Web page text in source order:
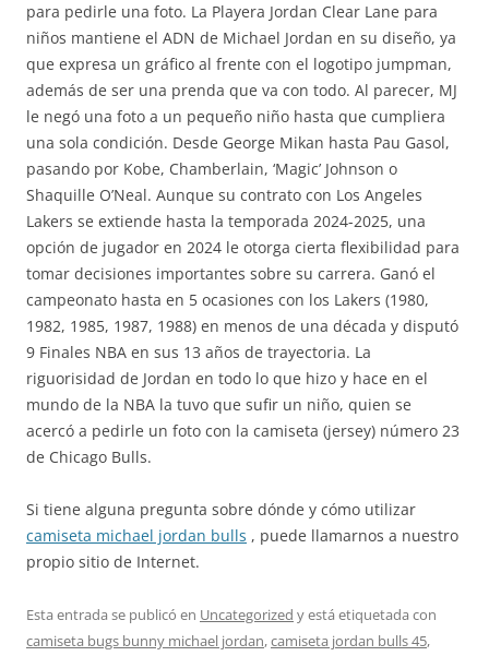
para pedirle una foto. La Playera Jordan Clear Lane para
niños mantiene el ADN de Michael Jordan en su diseño, ya
que expresa un gráfico al frente con el logotipo jumpman,
además de ser una prenda que va con todo. Al parecer, MJ
le negó una foto a un pequeño niño hasta que cumpliera
una sola condición. Desde George Mikan hasta Pau Gasol,
pasando por Kobe, Chamberlain, ‘Magic’ Johnson o
Shaquille O’Neal. Aunque su contrato con Los Angeles
Lakers se extiende hasta la temporada 2024-2025, una
opción de jugador en 2024 le otorga cierta flexibilidad para
tomar decisiones importantes sobre su carrera. Ganó el
campeonato hasta en 5 ocasiones con los Lakers (1980,
1982, 1985, 1987, 1988) en menos de una década y disputó
9 Finales NBA en sus 13 años de trayectoria. La
riguorisidad de Jordan en todo lo que hizo y hace en el
mundo de la NBA la tuvo que sufir un niño, quien se
acercó a pedirle un foto con la camiseta (jersey) número 23
de Chicago Bulls.
Si tiene alguna pregunta sobre dónde y cómo utilizar
camiseta michael jordan bulls , puede llamarnos a nuestro
propio sitio de Internet.
Esta entrada se publicó en Uncategorized y está etiquetada con
camiseta bugs bunny michael jordan,camiseta jordan bulls 45,